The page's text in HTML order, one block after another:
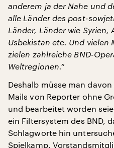
anderem ja der Nahe und
alle Länder des post-
Länder, Länder wie Syrien,
Usbekistan etc. Und
zielen zahlreiche BND-
Weltregionen.“
Deshalb müsse man
Mails von Reporter ohne
und bearbeitet worden
ein Filtersystem des BND,
Schlagworte hin
Spielkamp,